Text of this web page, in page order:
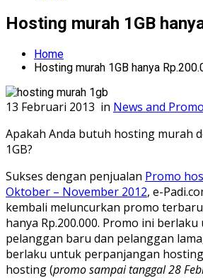
Hosting murah 1GB
Home
Hosting murah 1GB hanya
13 Februari 2013 in News and Promo
Apakah Anda butuh hosting murah
1GB?
Sukses dengan penjualan Promo
Oktober – November 2012, e-
kembali meluncurkan promo terbaru
hanya Rp.200.000. Promo ini
pelanggan baru dan pelanggan
berlaku untuk perpanjangan
hosting (promo sampai tanggal 28